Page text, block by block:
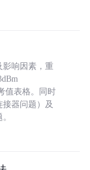
影响因素，重
值表格。同时
器问题）及